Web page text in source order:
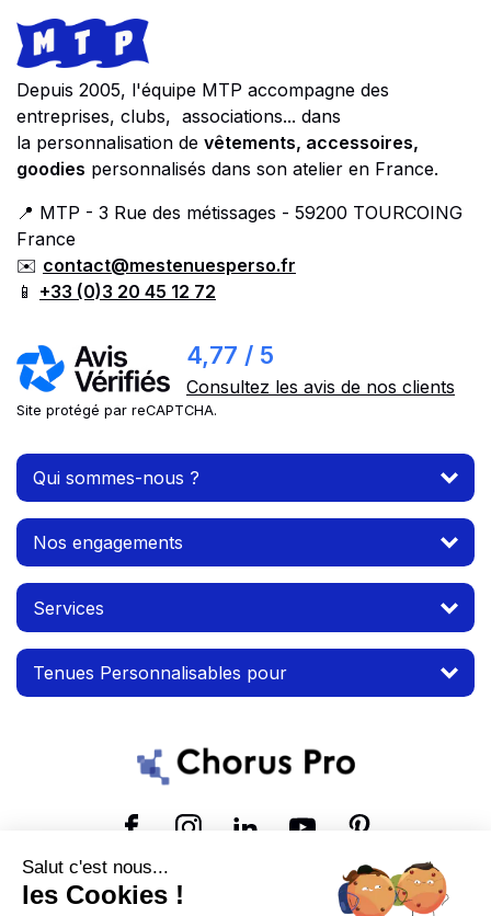
Footer
Store information
Depuis 2005, l'équipe MTP accompagne des
entreprises, clubs, associations... dans
la personnalisation de vêtements, accessoires,
goodies personnalisés dans son atelier en France.
📍 MTP - 3 Rue des métissages - 59200 TOURCOING
France
✉️ contact@mestenuesperso.fr
📱 +33 (0)3 20 45 12 72
4,77 / 5
Consultez les avis de nos clients
Site protégé par reCAPTCHA.
Qui sommes-nous ?
Nos engagements
Services
Tenues Personnalisables pour
© 2026 MTP. Tous droits réservés.
Salut c'est nous...
les Cookies !